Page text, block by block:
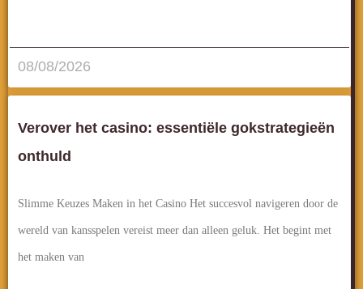
08/08/2026
Verover het casino: essentiële gokstrategieën
onthuld
Slimme Keuzes Maken in het Casino Het succesvol navigeren door de
wereld van kansspelen vereist meer dan alleen geluk. Het begint met
het maken van